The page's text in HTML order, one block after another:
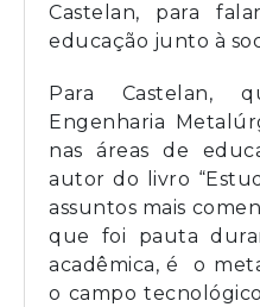
Castelan, para
educação junto à
Para
Engenharia
nas áreas de
autor do livro
assuntos mais
que foi pauta
acadêmica, é o
o campo